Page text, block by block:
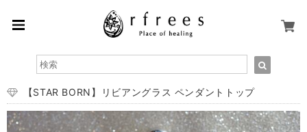
【STAR BORN】リビアングラス ペンダントトップ